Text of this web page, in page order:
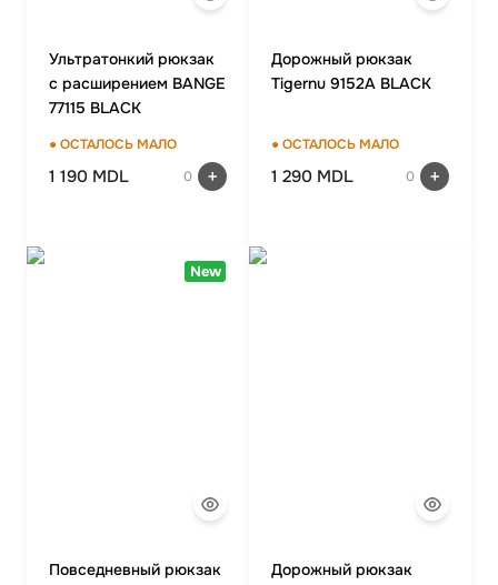
Ультратонкий рюкзак
с расширением BANGE
77115 BLACK
● ОСТАЛОСЬ МАЛО
1 190 MDL 0
Дорожный рюкзак
Tigernu 9152A BLACK
● ОСТАЛОСЬ МАЛО
1 290 MDL 0
New
Повседневный рюкзак
Дорожный рюкзак